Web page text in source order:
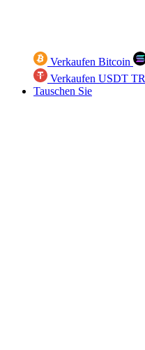
Verkaufen Bitcoin
Verkaufen USDT
Tauschen Sie